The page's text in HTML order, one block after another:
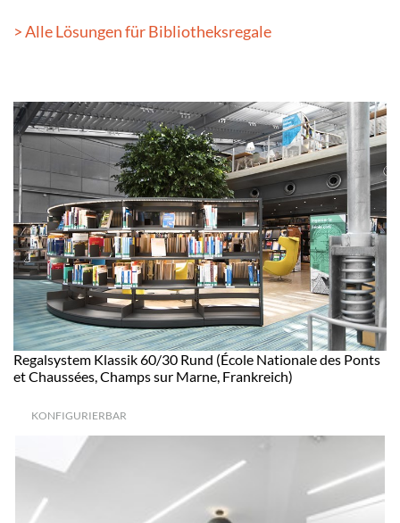
> Alle Lösungen für Bibliotheksregale
Regalsystem Klassik 60/30 Rund (École Nationale des Ponts
et Chaussées, Champs sur Marne, Frankreich)
KONFIGURIERBAR